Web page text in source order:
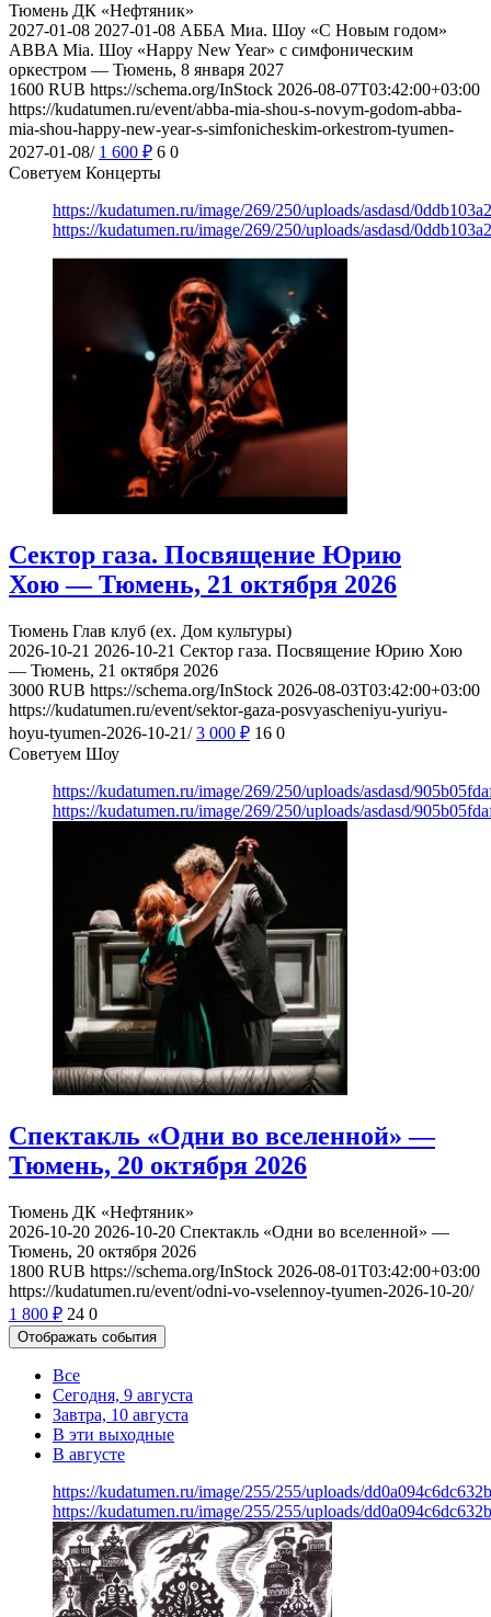
Тюмень ДК «Нефтяник»
2027-01-08 2027-01-08 АББА Миа. Шоу «С Новым годом»
ABBA Mia. Шоу «Happy New Year» с симфоническим
оркестром — Тюмень, 8 января 2027
1600 RUB https://schema.org/InStock 2026-08-07T03:42:00+03:00
https://kudatumen.ru/event/abba-mia-shou-s-novym-godom-abba-
mia-shou-happy-new-year-s-simfonicheskim-orkestrom-tyumen-
2027-01-08/ 1 600 ₽ 6 0
Советуем Концерты
https://kudatumen.ru/image/269/250/uploads/asdasd/
https://kudatumen.ru/image/269/250/uploads/asdasd/
Сектор газа. Посвящение Юрию
Хою — Тюмень, 21 октября 2026
Тюмень Глав клуб (ex. Дом культуры)
2026-10-21 2026-10-21 Сектор газа. Посвящение Юрию Хою
— Тюмень, 21 октября 2026
3000 RUB https://schema.org/InStock 2026-08-03T03:42:00+03:00
https://kudatumen.ru/event/sektor-gaza-posvyascheniyu-yuriyu-
hoyu-tyumen-2026-10-21/ 3 000 ₽ 16 0
Советуем Шоу
https://kudatumen.ru/image/269/250/uploads/asdasd/
https://kudatumen.ru/image/269/250/uploads/asdasd/
Спектакль «Одни во вселенной» —
Тюмень, 20 октября 2026
Тюмень ДК «Нефтяник»
2026-10-20 2026-10-20 Спектакль «Одни во вселенной» —
Тюмень, 20 октября 2026
1800 RUB https://schema.org/InStock 2026-08-01T03:42:00+03:00
https://kudatumen.ru/event/odni-vo-vselennoy-tyumen-2026-10-20/
1 800 ₽ 24 0
Отображать события
Все
Сегодня, 9 августа
Завтра, 10 августа
В эти выходные
В августе
https://kudatumen.ru/image/255/255/uploads/
https://kudatumen.ru/image/255/255/uploads/